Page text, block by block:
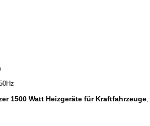
1500 Watt Heizgeräte für Kraftfahrzeuge,